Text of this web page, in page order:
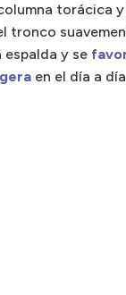
torácica
tronco
y se
en el día a